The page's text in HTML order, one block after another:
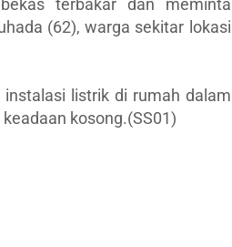
terbakar dan meminta
(62), warga sekitar lokasi
listrik di rumah dalam
kosong.(SS01)